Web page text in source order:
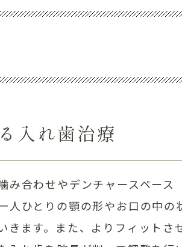
る入れ歯治療
み合わせやデンチャースペース
人ひとりの顎の形やお口の中の
きます。また、よりフィットさ